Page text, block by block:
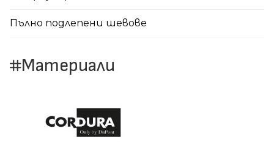
Пълно подлепени шевове
Материали